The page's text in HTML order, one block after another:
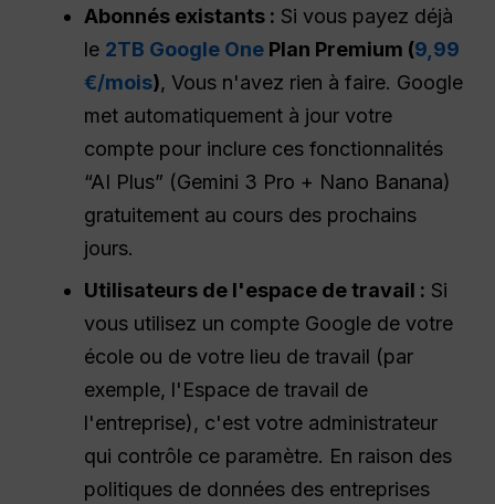
Abonnés existants : Si vous payez déjà
le 2TB Google One Plan Premium (9,99
€/mois), Vous n'avez rien à faire. Google
met automatiquement à jour votre
compte pour inclure ces fonctionnalités
“AI Plus” (Gemini 3 Pro + Nano Banana)
gratuitement au cours des prochains
jours.
Utilisateurs de l'espace de travail : Si
vous utilisez un compte Google de votre
école ou de votre lieu de travail (par
exemple, l'Espace de travail de
l'entreprise), c'est votre administrateur
qui contrôle ce paramètre. En raison des
politiques de données des entreprises